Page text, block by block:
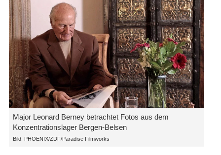
Major Leonard Berney betrachtet Fotos aus dem
Konzentrationslager Bergen-Belsen
Bild: PHOENIX/​ZDF/​Paradise Filmworks